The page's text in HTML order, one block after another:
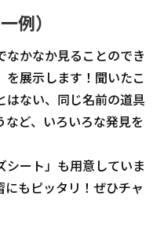
例）
かなか見ることのでき
を展示します！聞いたこ
はない、同じ名前の道具
ど、いろいろな発見を
ート」も用意していま
もピッタリ！ぜひチャ